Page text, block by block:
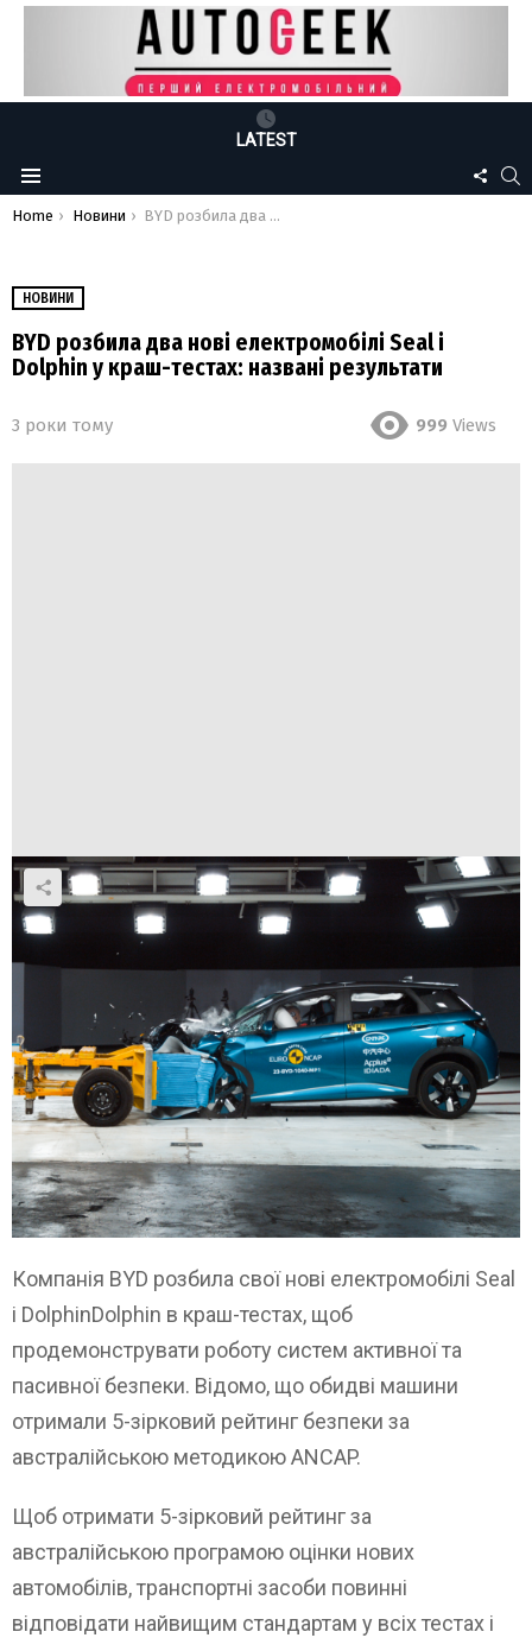
LATEST
Menu
US
You are here:
Home Новини BYD розбила два нові електромобілі Seal і Dolphin у краш-тестах: названі результати
НОВИНИ
BYD розбила два нові електромобілі Seal і
Dolphin у краш-тестах: названі результати
3 роки тому 999 Views
Компанія BYD розбила свої нові електромобілі Seal
і DolphinDolphin в краш-тестах, щоб
продемонструвати роботу систем активної та
пасивної безпеки. Відомо, що обидві машини
отримали 5-зірковий рейтинг безпеки за
австралійською методикою ANCAP.
Щоб отримати 5-зірковий рейтинг за
австралійською програмою оцінки нових
автомобілів, транспортні засоби повинні
відповідати найвищим стандартам у всіх тестах і